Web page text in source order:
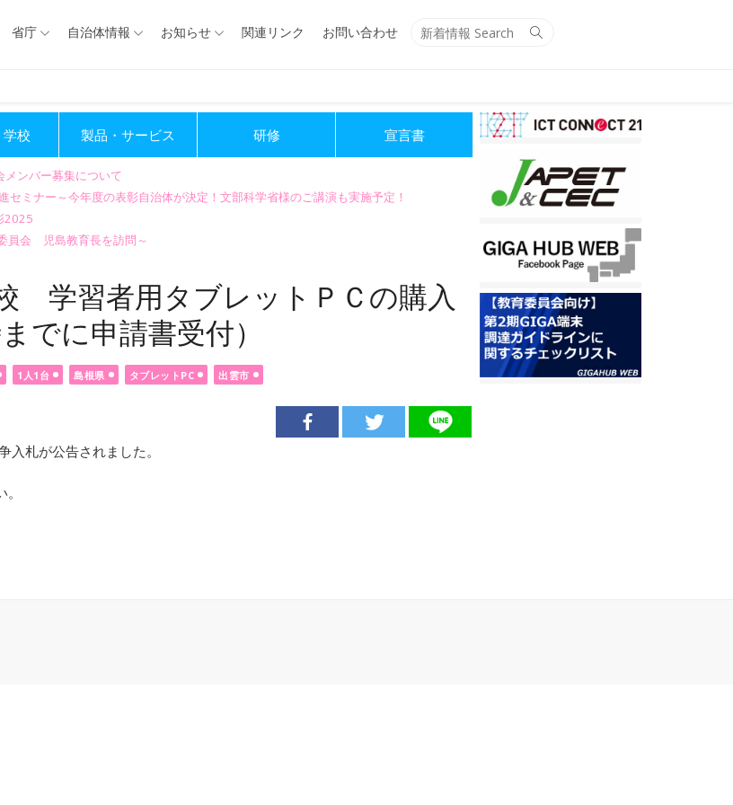
Search
省庁 自治体情報 お知らせ 関連リンク お問い合わせ
学校 製品・サービス 研修 宣言書
メンバー募集について
セミナー～今年度の表彰自治体が決定！文部科学省様のご講演も実施予定！
2025
員会 児島教育長を訪問～
学習者用タブレットＰＣの購入
でに申請書受付）
1人1台 島根県 タブレットPC 出雲市
札が公告されました。